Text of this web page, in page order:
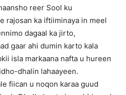
reer Sool ku
rajosan ka iftiiminaya in meel
dagaal ka jirto,
gaar ahi dumin karto kala
isla markaana nafta u hureen
dhalin lahaayeen.
fiican u noqon karaa guud